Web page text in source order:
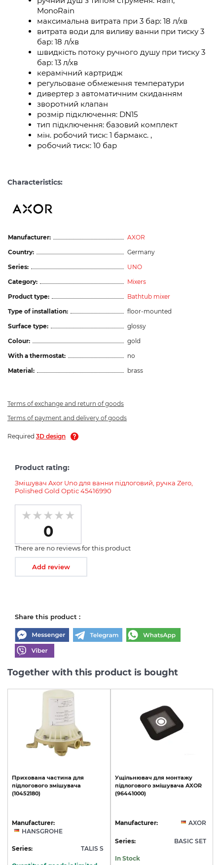
MonoRain
максимальна витрата при 3 бар: 18 л/хв
витрата води для виливу ванни при тиску 3
бар: 18 л/хв
швидкість потоку ручного душу при тиску 3
бар: 13 л/хв
керамічний картридж
регульоване обмеження температури
дивертер з автоматичним скиданням
зворотний клапан
розмір підключення: DN15
тип підключення: базовий комплект
мін. робочий тиск: 1 бармакс. ,
робочий тиск: 10 бар
Characteristics:
Manufacturer:
AXOR
Country:
Germany
Series:
UNO
Category:
Mixers
Product type:
Bathtub mixer
Type of installation:
floor-mounted
Surface type:
glossy
Colour:
gold
With a thermostat:
no
Material:
brass
Terms of exchange and return of goods
Terms of payment and delivery of goods
Required 3D design
Product rating:
Змішувач Axor Uno для ванни підлоговий, ручка Zero,
Polished Gold Optic 45416990
0
There are no reviews for this product
Add review
Share this product :
Together with this product is bought
Прихована частина для
підлогового змішувача
(10452180)
Manufacturer:
HANSGROHE
Series: TALIS S
Ущільнювач для монтажу
підлогового змішувача AXOR
(96441000)
Manufacturer: AXOR
Series: BASIC SET
In Stock